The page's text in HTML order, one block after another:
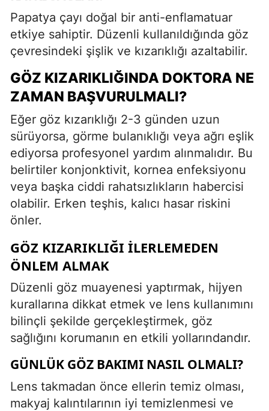
Papatya çayı doğal bir anti-enflamatuar
etkiye sahiptir. Düzenli kullanıldığında göz
çevresindeki şişlik ve kızarıklığı azaltabilir.
GÖZ KIZARIKLIĞINDA DOKTORA NE
ZAMAN BAŞVURULMALI?
Eğer göz kızarıklığı 2-3 günden uzun
sürüyorsa, görme bulanıklığı veya ağrı eşlik
ediyorsa profesyonel yardım alınmalıdır. Bu
belirtiler konjonktivit, kornea enfeksiyonu
veya başka ciddi rahatsızlıkların habercisi
olabilir. Erken teşhis, kalıcı hasar riskini
önler.
GÖZ KIZARIKLIĞI İLERLEMEDEN
ÖNLEM ALMAK
Düzenli göz muayenesi yaptırmak, hijyen
kurallarına dikkat etmek ve lens kullanımını
bilinçli şekilde gerçekleştirmek, göz
sağlığını korumanın en etkili yollarındandır.
GÜNLÜK GÖZ BAKIMI NASIL OLMALI?
Lens takmadan önce ellerin temiz olması,
makyaj kalıntılarının iyi temizlenmesi ve